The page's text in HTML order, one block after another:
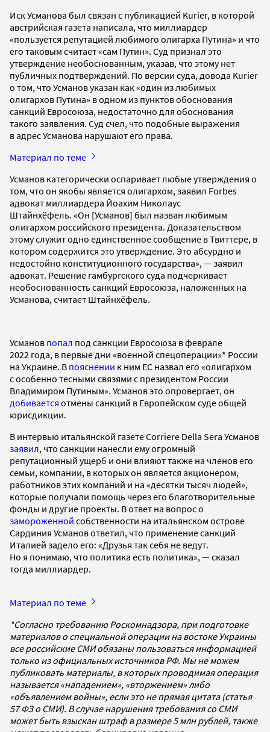
Иск Усманова был связан с публикацией Kurier, в которой
австрийская газета написала, что миллиардер
«пользуется репутацией любимого олигарха Путина» и что
его таковым считает «сам Путин». Суд признал это
утверждение необоснованным, указав, что этому нет
публичных подтверждений. По версии суда, довода Kurier
о том, что Усманов указан как «один из любимых
олигархов Путина» в одном из пунктов обоснования
санкций Евросоюза, недостаточно для обоснования
такого заявления. Суд счел, что подобные выражения
в адрес Усманова нарушают его права.
Материал по теме
Усманов категорически оспаривает любые утверждения о
том, что он якобы является олигархом, заявил Forbes
адвокат миллиардера Йоахим Николаус
Штайнхёфель. «Он [Усманов] был назван любимым
олигархом российского президента. Доказательством
этому служит одно единственное сообщение в Твиттере, в
котором содержится это утверждение. Это абсурдно и
недостойно конституционного государства», — заявил
адвокат. Решение гамбургского суда подчеркивает
необоснованность санкций Евросоюза, наложенных на
Усманова, считает Штайнхёфель.
Усманов попал под санкции Евросоюза в феврале
2022 года, в первые дни «военной спецоперации»* России
на Украине. В пояснении к ним ЕС назвал его «олигархом
с особенно тесными связями с президентом России
Владимиром Путиным». Усманов это опровергает, он
добивается отмены санкций в Европейском суде общей
юрисдикции.
В интервью итальянской газете Corriere Della Sera Усманов
заявил, что санкции нанесли ему огромный
репутационный ущерб и они влияют также на членов его
семьи, компании, в которых он является акционером,
работников этих компаний и на «десятки тысяч людей»,
которые получали помощь через его благотворительные
фонды и другие проекты. В ответ на вопрос о
замороженной собственности на итальянском острове
Сардиния Усманов ответил, что применение санкций
Италией задело его: «Друзья так себя не ведут.
Но я понимаю, что политика есть политика», — сказал
тогда миллиардер.
Материал по теме
*Согласно требованию Роскомнадзора, при подготовке
материалов о специальной операции на востоке Украины
все российские СМИ обязаны пользоваться информацией
только из официальных источников РФ. Мы не можем
публиковать материалы, в которых проводимая операция
называется «нападением», «вторжением» либо
«объявлением войны», если это не прямая цитата (статья
57 ФЗ о СМИ). В случае нарушения требования со СМИ
может быть взыскан штраф в размере 5 млн рублей, также